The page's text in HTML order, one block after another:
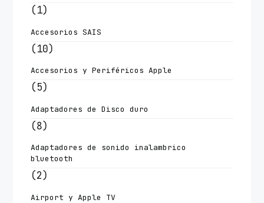
(1)
Accesorios SAIS
(10)
Accesorios y Periféricos Apple
(5)
Adaptadores de Disco duro
(8)
Adaptadores de sonido inalambrico
bluetooth
(2)
Airport y Apple TV